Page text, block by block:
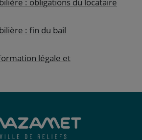
: fin du bail
légale et